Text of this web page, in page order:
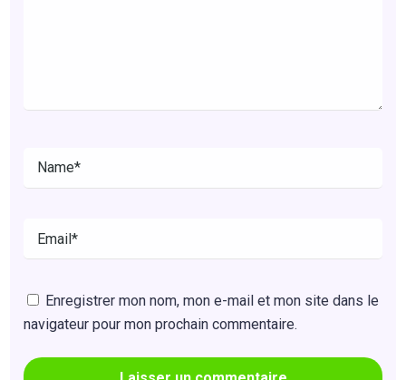
Enregistrer mon nom, mon e-mail et mon site dans le
navigateur pour mon prochain commentaire.